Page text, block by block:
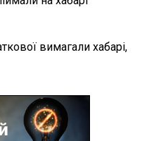
вимагали хабарі,